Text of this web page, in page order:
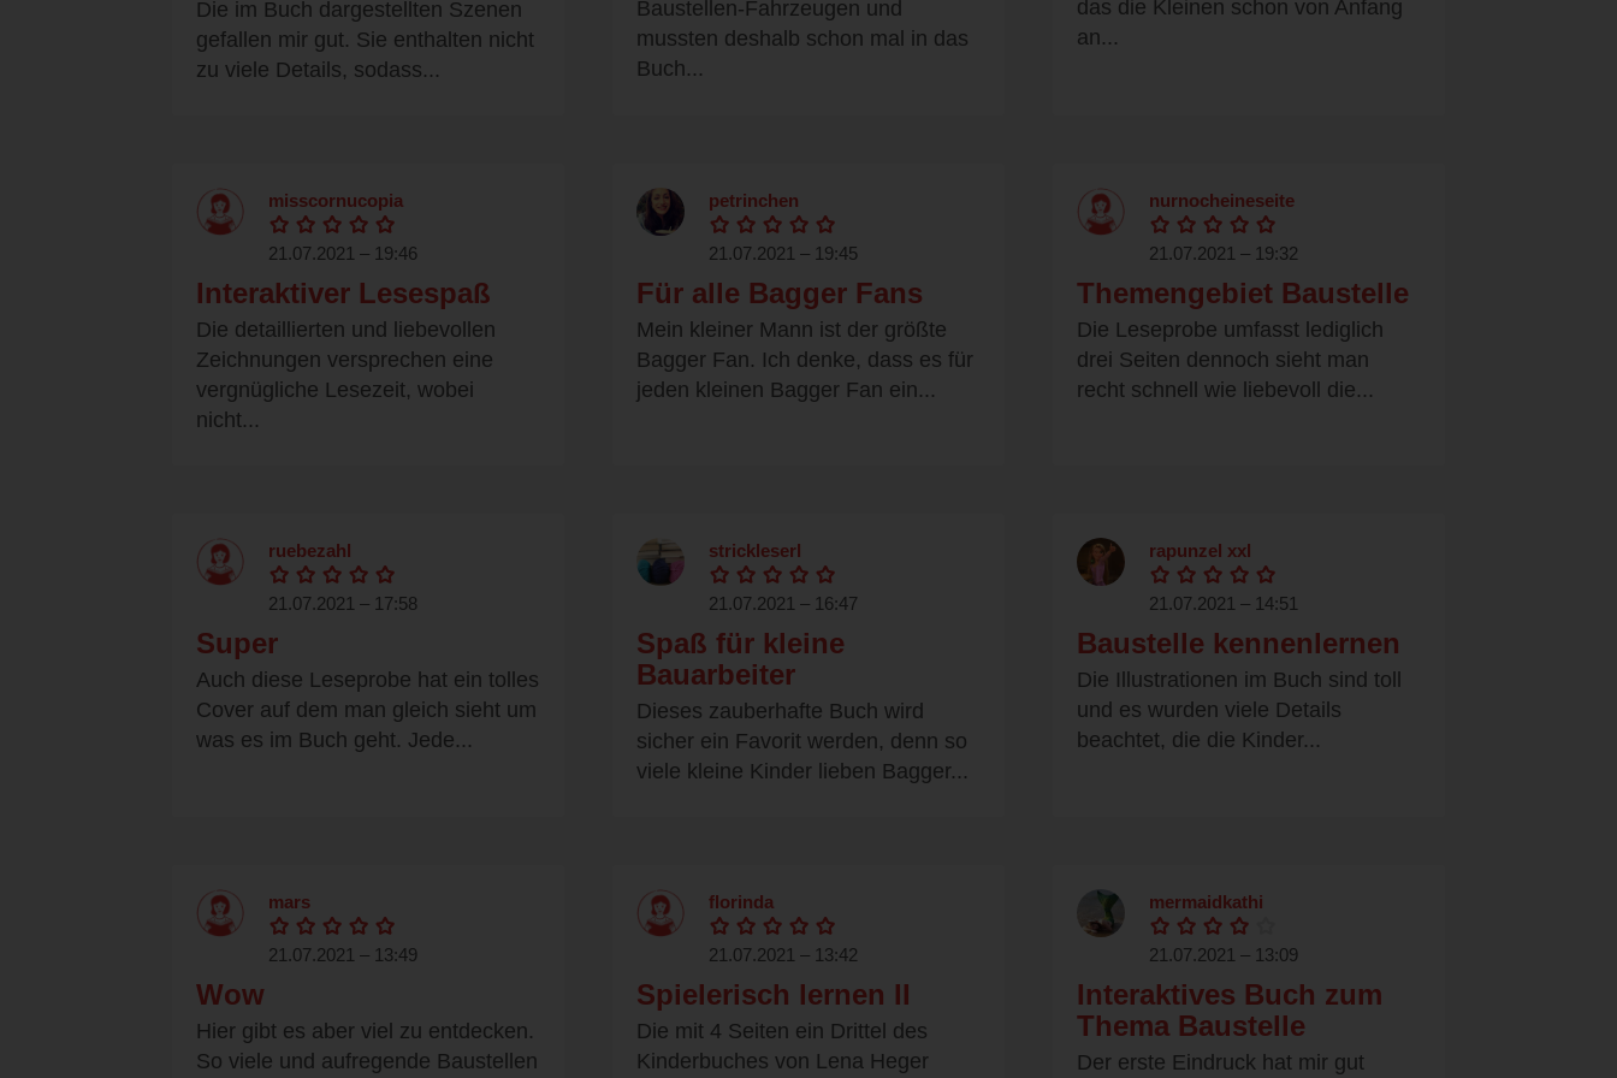
Die im Buch dargestellten Szenen
gefallen mir gut. Sie enthalten nicht
zu viele Details, sodass...
Baustellen-Fahrzeugen und
mussten deshalb schon mal in das
Buch...
das die Kleinen schon von Anfang
an...
misscornucopia
21.07.2021 – 19:46
Interaktiver Lesespaß
Die detaillierten und liebevollen
Zeichnungen versprechen eine
vergnügliche Lesezeit, wobei
nicht...
petrinchen
21.07.2021 – 19:45
Für alle Bagger Fans
Mein kleiner Mann ist der größte
Bagger Fan. Ich denke, dass es für
jeden kleinen Bagger Fan ein...
nurnocheineseite
21.07.2021 – 19:32
Themengebiet Baustelle
Die Leseprobe umfasst lediglich
drei Seiten dennoch sieht man
recht schnell wie liebevoll die...
ruebezahl
21.07.2021 – 17:58
Super
Auch diese Leseprobe hat ein tolles
Cover auf dem man gleich sieht um
was es im Buch geht. Jede...
strickleserl
21.07.2021 – 16:47
Spaß für kleine
Bauarbeiter
Dieses zauberhafte Buch wird
sicher ein Favorit werden, denn so
viele kleine Kinder lieben Bagger...
rapunzel xxl
21.07.2021 – 14:51
Baustelle kennenlernen
Die Illustrationen im Buch sind toll
und es wurden viele Details
beachtet, die die Kinder...
mars
21.07.2021 – 13:49
Wow
Hier gibt es aber viel zu entdecken.
So viele und aufregende Baustellen
florinda
21.07.2021 – 13:42
Spielerisch lernen II
Die mit 4 Seiten ein Drittel des
Kinderbuches von Lena Heger
mermaidkathi
21.07.2021 – 13:09
Interaktives Buch zum
Thema Baustelle
Der erste Eindruck hat mir gut